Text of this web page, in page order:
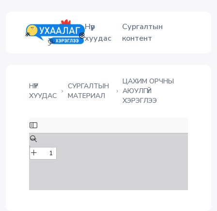
Нүүр
хуудас
Сургалтын
контент
НҮҮР
ХУУДАС
СУРГАЛТЫН
МАТЕРИАЛ
ЦАХИМ ОРЧНЫ
АЮУЛГҮЙ
ХЭРЭГЛЭЭ